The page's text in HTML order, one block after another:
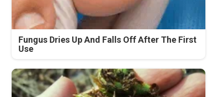
Fungus Dries Up And Falls Off After The First
Use